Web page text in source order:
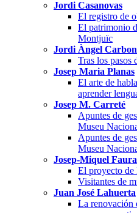
Jordi Casanovas
El registro de
El patrimonio
Montjuïc
Jordi Àngel
Tras los pasos
Josep Maria Planas
El arte de
aprender
Josep M. Carreté
Apuntes de
Museu
Apuntes de
Museu
Josep-Miquel Faura
El proyecto de
Visitantes de
Juan José Lahuerta
La renovación